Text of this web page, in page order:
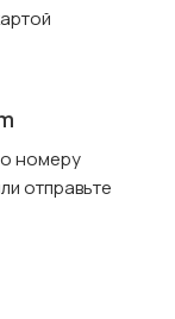
номеру
отправьте